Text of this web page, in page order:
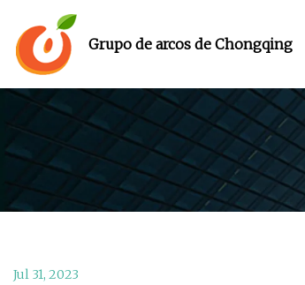
Grupo de arcos de Chongqing
Jul 31, 2023